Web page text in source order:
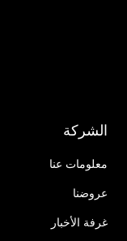
الشركة
معلومات عنا
عروضنا
غرفة الأخبار